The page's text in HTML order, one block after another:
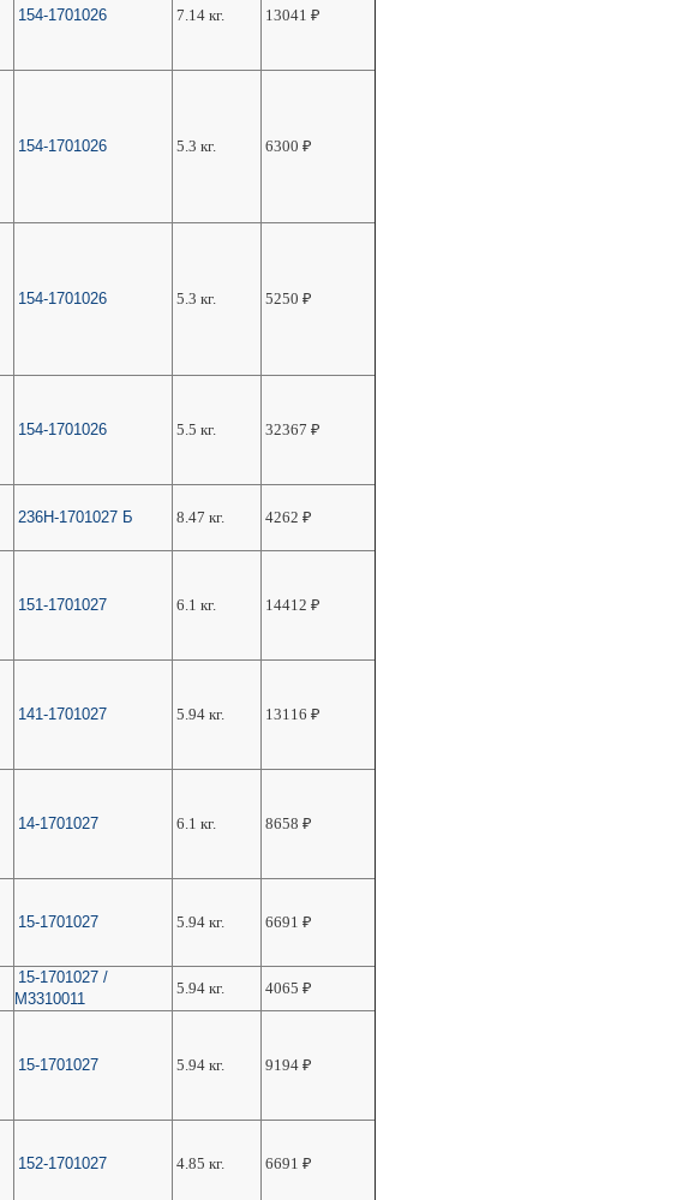
154-1701026 7.14 кг. 13041 ₽
154-1701026 5.3 кг. 6300 ₽
154-1701026 5.3 кг. 5250 ₽
154-1701026 5.5 кг. 32367 ₽
236Н-1701027 Б 8.47 кг. 4262 ₽
151-1701027 6.1 кг. 14412 ₽
141-1701027 5.94 кг. 13116 ₽
14-1701027 6.1 кг. 8658 ₽
15-1701027 5.94 кг. 6691 ₽
15-1701027 /
M3310011
5.94 кг. 4065 ₽
15-1701027 5.94 кг. 9194 ₽
152-1701027 4.85 кг. 6691 ₽